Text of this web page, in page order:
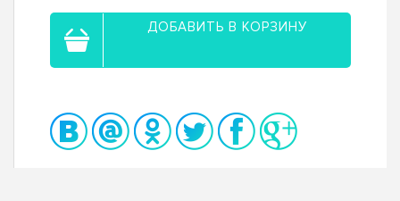
ДОБАВИТЬ В КОРЗИНУ